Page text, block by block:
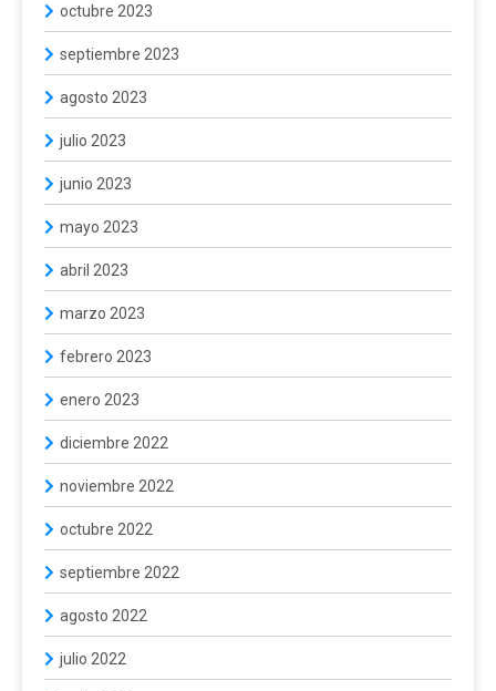
octubre 2023
septiembre 2023
agosto 2023
julio 2023
junio 2023
mayo 2023
abril 2023
marzo 2023
febrero 2023
enero 2023
diciembre 2022
noviembre 2022
octubre 2022
septiembre 2022
agosto 2022
julio 2022